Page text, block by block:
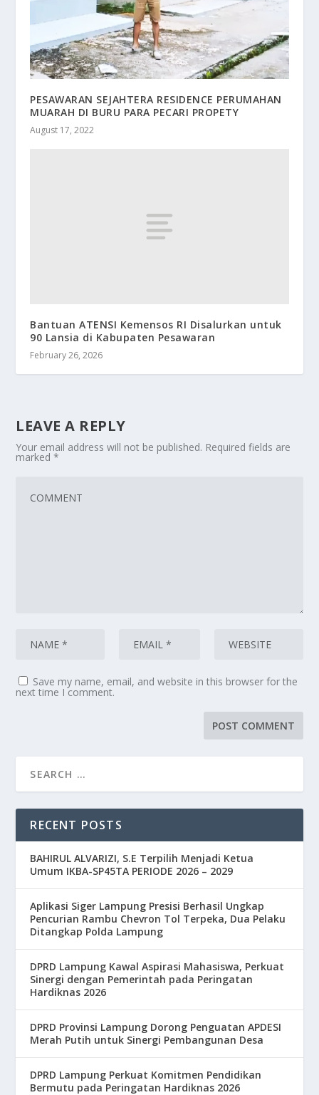
PESAWARAN SEJAHTERA RESIDENCE PERUMAHAN
MUARAH DI BURU PARA PECARI PROPETY
August 17, 2022
Bantuan ATENSI Kemensos RI Disalurkan untuk
90 Lansia di Kabupaten Pesawaran
February 26, 2026
LEAVE A REPLY
Your email address will not be published. Required fields are
marked*
Save my name, email, and website in this browser for the
next time I comment.
RECENT POSTS
BAHIRUL ALVARIZI, S.E Terpilih Menjadi Ketua
Umum IKBA-SP45TA PERIODE 2026 – 2029
Aplikasi Siger Lampung Presisi Berhasil Ungkap
Pencurian Rambu Chevron Tol Terpeka, Dua Pelaku
Ditangkap Polda Lampung
DPRD Lampung Kawal Aspirasi Mahasiswa, Perkuat
Sinergi dengan Pemerintah pada Peringatan
Hardiknas 2026
DPRD Provinsi Lampung Dorong Penguatan APDESI
Merah Putih untuk Sinergi Pembangunan Desa
DPRD Lampung Perkuat Komitmen Pendidikan
Bermutu pada Peringatan Hardiknas 2026